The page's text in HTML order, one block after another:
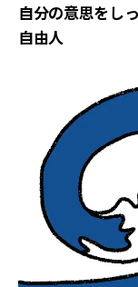
自分の意思をし
自由人